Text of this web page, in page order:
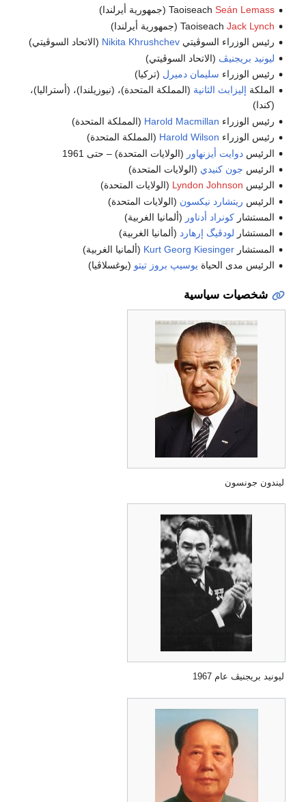
Taoiseach Seán Lemass
(جمهورية أيرلندا)
Taoiseach Jack Lynch
(جمهورية أيرلندا)
رئيس الوزراء السوڤيتيNikita Khrushchev (الاتحاد السوڤيتي)
ليونيد بريجنيڤ (الاتحاد السوڤيتي)
رئيس الوزراء سليمان دميرل (تركيا)
الملكة إليزابث الثانية (المملكة المتحدة)، (نيوزيلندا)، (أستراليا)،
(كندا)
رئيس الوزراء Harold Macmillan (المملكة المتحدة)
رئيس الوزراء Harold Wilson (المملكة المتحدة)
الرئيسدوايت أيزنهاور (الولايات المتحدة) – حتى 1961
الرئيس جون كنيدي (الولايات المتحدة)
الرئيس Lyndon Johnson (الولايات المتحدة)
الرئيس ريتشارد نيكسون (الولايات المتحدة)
المستشاركونراد أدناور (ألمانيا الغربية)
المستشار لودڤيگ إرهارد (ألمانيا الغربية)
المستشارKurt Georg Kiesinger (ألمانيا الغربية)
الرئيس مدى الحياة يوسيپ بروز تيتو (يوغسلاڤيا)
شخصيات سياسية
ليندون جونسون
ليونيد بريجنيڤ عام 1967